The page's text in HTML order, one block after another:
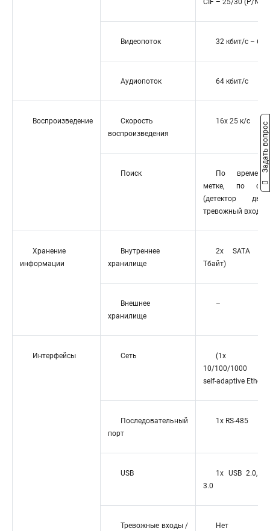
CIF – 25/30 (P/N)
Видеопоток 32 кбит/с – 6
Аудиопоток 64 кбит/с
Воспроизведение
Скорость
воспроизведения
16x 25 к/с
Поиск
По
метке, по
(детектор
тревожный вход)
Хранение
информации
Внутреннее
хранилище
2х SATA
Тбайт)
Внешнее
хранилище
–
Интерфейсы Сеть
(1x RJ-
10/100/1000
self-adaptive
Последовательный
порт
1х RS-485
USB
1х USB 2.0,
3.0
Тревожные входы /
Нет
Задать вопрос